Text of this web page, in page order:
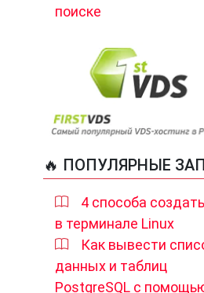
поиске
🔥 ПОПУЛЯРНЫЕ
4 способа
в терминале Linux
Как вывести
данных и таблиц
PostgreSQL с